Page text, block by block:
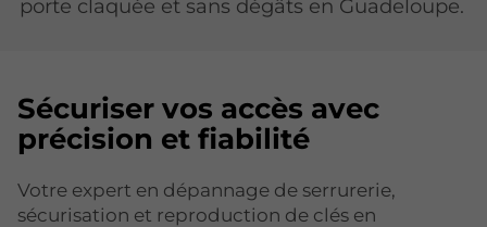
porte claquée et sans dégâts en Guadeloupe.
Sécuriser vos accès avec
précision et fiabilité
Votre expert en dépannage de serrurerie,
sécurisation et reproduction de clés en